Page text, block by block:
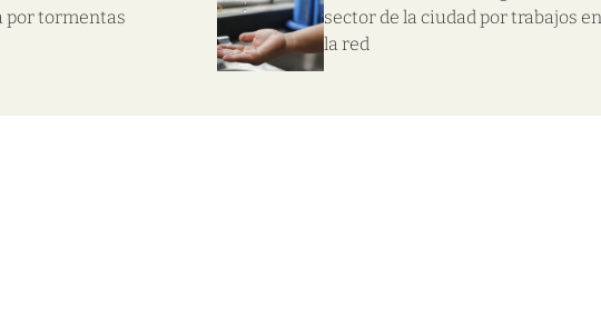
por tormentas
sector de la ciudad por trabajos en
la red